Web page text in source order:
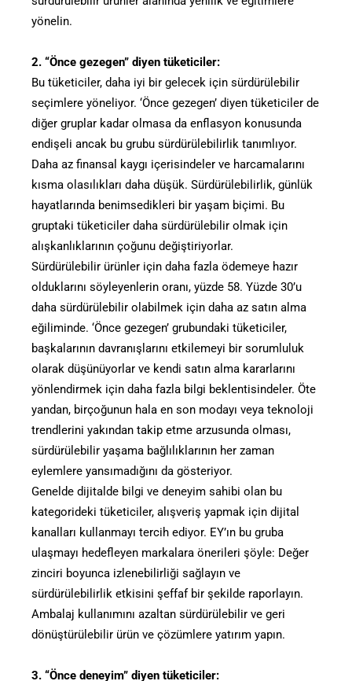
yönelin.
2. “Önce gezegen” diyen tüketiciler:
Bu tüketiciler, daha iyi bir gelecek için sürdürülebilir
seçimlere yöneliyor. ‘Önce gezegen’ diyen tüketiciler de
diğer gruplar kadar olmasa da enflasyon konusunda
endişeli ancak bu grubu sürdürülebilirlik tanımlıyor.
Daha az finansal kaygı içerisindeler ve harcamalarını
kısma olasılıkları daha düşük. Sürdürülebilirlik, günlük
hayatlarında benimsedikleri bir yaşam biçimi. Bu
gruptaki tüketiciler daha sürdürülebilir olmak için
alışkanlıklarının çoğunu değiştiriyorlar.
Sürdürülebilir ürünler için daha fazla ödemeye hazır
olduklarını söyleyenlerin oranı, yüzde 58. Yüzde 30’u
daha sürdürülebilir olabilmek için daha az satın alma
eğiliminde. ‘Önce gezegen’ grubundaki tüketiciler,
başkalarının davranışlarını etkilemeyi bir sorumluluk
olarak düşünüyorlar ve kendi satın alma kararlarını
yönlendirmek için daha fazla bilgi beklentisindeler. Öte
yandan, birçoğunun hala en son modayı veya teknoloji
trendlerini yakından takip etme arzusunda olması,
sürdürülebilir yaşama bağlılıklarının her zaman
eylemlere yansımadığını da gösteriyor.
Genelde dijitalde bilgi ve deneyim sahibi olan bu
kategorideki tüketiciler, alışveriş yapmak için dijital
kanalları kullanmayı tercih ediyor. EY’ın bu gruba
ulaşmayı hedefleyen markalara önerileri şöyle: Değer
zinciri boyunca izlenebilirliği sağlayın ve
sürdürülebilirlik etkisini şeffaf bir şekilde raporlayın.
Ambalaj kullanımını azaltan sürdürülebilir ve geri
dönüştürülebilir ürün ve çözümlere yatırım yapın.
3. “Önce deneyim” diyen tüketiciler: